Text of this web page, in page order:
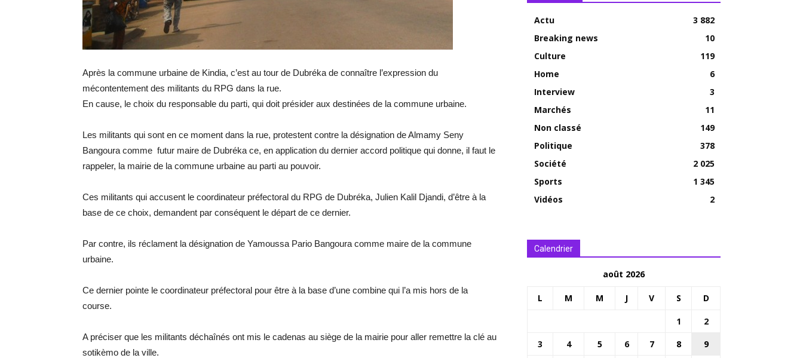
Après la commune urbaine de Kindia, c’est au tour de Dubréka de connaître l’expression du
mécontentement des militants du RPG dans la rue.
En cause, le choix du responsable du parti, qui doit présider aux destinées de la commune urbaine.
Les militants qui sont en ce moment dans la rue, protestent contre la désignation de Almamy Seny
Bangoura comme futur maire de Dubréka ce, en application du dernier accord politique qui donne, il faut le
rappeler, la mairie de la commune urbaine au parti au pouvoir.
Ces militants qui accusent le coordinateur préfectoral du RPG de Dubréka, Julien Kalil Djandi, d’être à la
base de ce choix, demandent par conséquent le départ de ce dernier.
Par contre, ils réclament la désignation de Yamoussa Pario Bangoura comme maire de la commune
urbaine.
Ce dernier pointe le coordinateur préfectoral pour être à la base d’une combine qui l’a mis hors de la
course.
A préciser que les militants déchaînés ont mis le cadenas au siège de la mairie pour aller remettre la clé au
sotikèmo de la ville.
Actu
3 882
Breaking news
10
Culture
119
Home
6
Interview
3
Marchés
11
Non classé
149
Politique
378
Société
2 025
Sports
1 345
Vidéos
2
Calendrier
août 2026
L M M J V S D
1
2
3
4 5 6 7 8
9